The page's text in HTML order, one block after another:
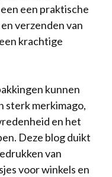
een praktische
verzenden van
krachtige
kunnen
sterk merkimago,
en het
Deze blog duikt
van
voor winkels en